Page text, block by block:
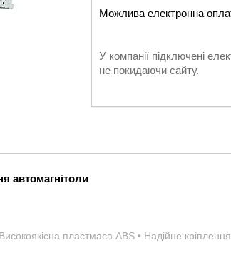
У компанії підключені
не покидаючи сайту.
автомагнітоли
пластмаса ABS • Надійне кріплення